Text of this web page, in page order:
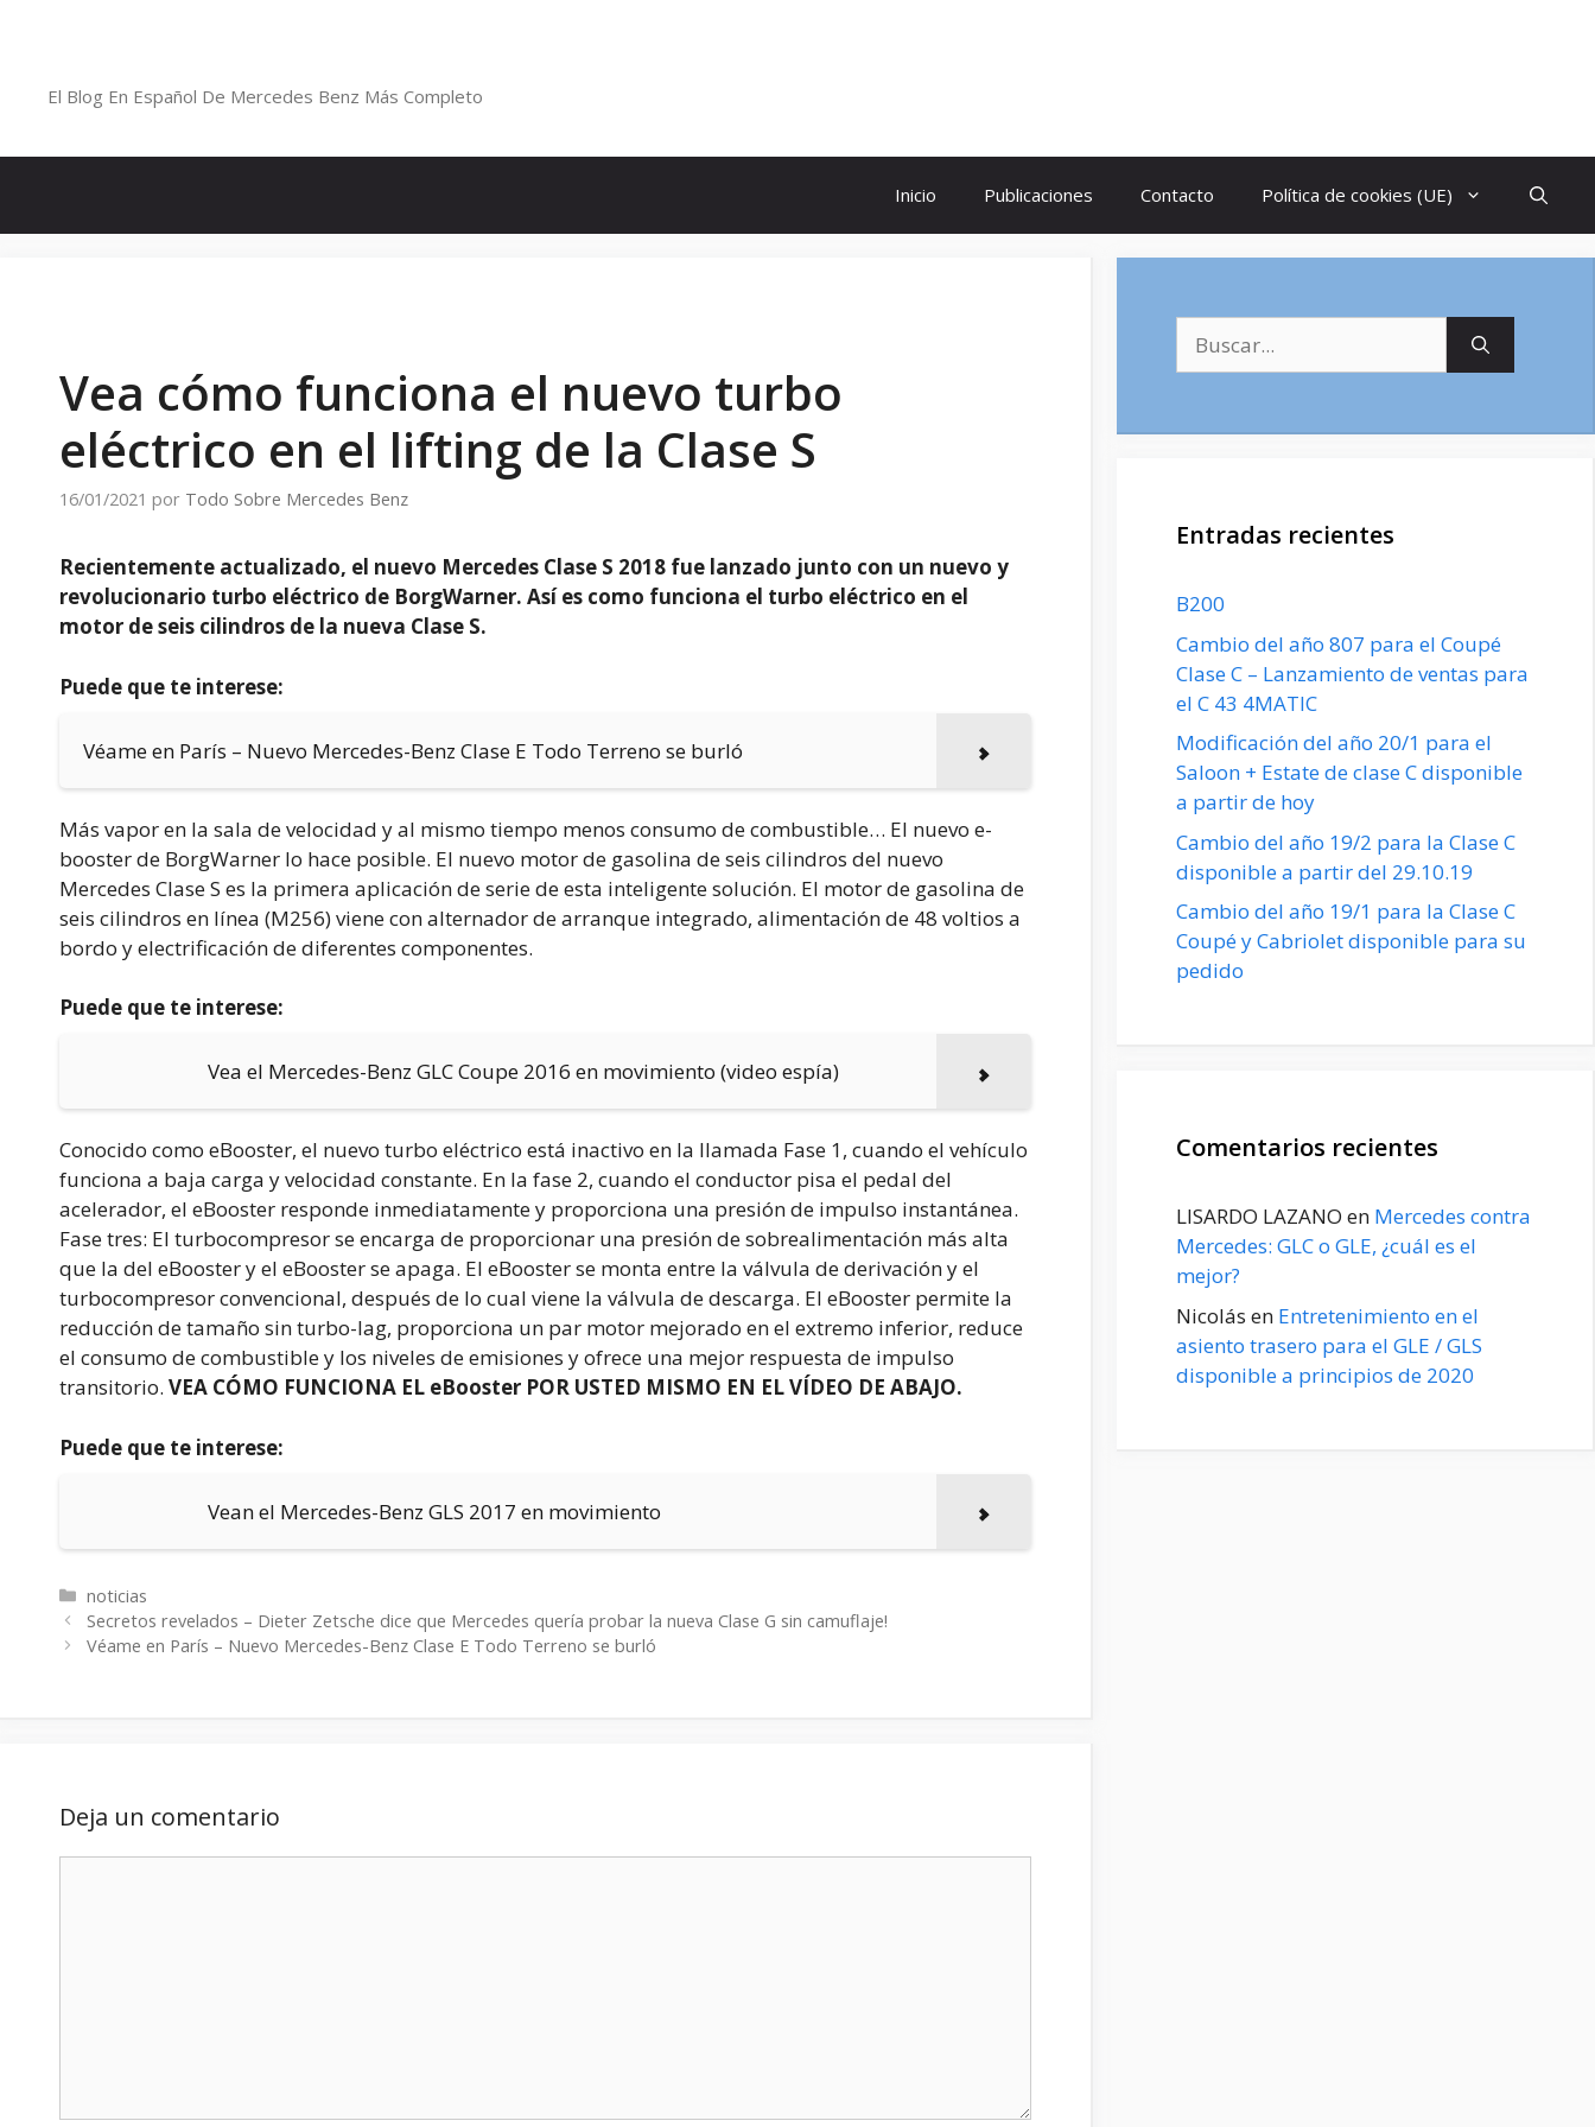
El Blog En Español De Mercedes Benz Más Completo
Inicio Publicaciones Contacto Política de cookies (UE)
Vea cómo funciona el nuevo turbo
eléctrico en el lifting de la Clase S
16/01/2021 por Todo Sobre Mercedes Benz
Recientemente actualizado, el nuevo Mercedes Clase S 2018 fue lanzado junto con un nuevo y
revolucionario turbo eléctrico de BorgWarner. Así es como funciona el turbo eléctrico en el
motor de seis cilindros de la nueva Clase S.
Puede que te interese:
Véame en París – Nuevo Mercedes-Benz Clase E Todo Terreno se burló
Más vapor en la sala de velocidad y al mismo tiempo menos consumo de combustible… El nuevo e-
booster de BorgWarner lo hace posible. El nuevo motor de gasolina de seis cilindros del nuevo
Mercedes Clase S es la primera aplicación de serie de esta inteligente solución. El motor de gasolina de
seis cilindros en línea (M256) viene con alternador de arranque integrado, alimentación de 48 voltios a
bordo y electrificación de diferentes componentes.
Puede que te interese:
Vea el Mercedes-Benz GLC Coupe 2016 en movimiento (video espía)
Conocido como eBooster, el nuevo turbo eléctrico está inactivo en la llamada Fase 1, cuando el vehículo
funciona a baja carga y velocidad constante. En la fase 2, cuando el conductor pisa el pedal del
acelerador, el eBooster responde inmediatamente y proporciona una presión de impulso instantánea.
Fase tres: El turbocompresor se encarga de proporcionar una presión de sobrealimentación más alta
que la del eBooster y el eBooster se apaga. El eBooster se monta entre la válvula de derivación y el
turbocompresor convencional, después de lo cual viene la válvula de descarga. El eBooster permite la
reducción de tamaño sin turbo-lag, proporciona un par motor mejorado en el extremo inferior, reduce
el consumo de combustible y los niveles de emisiones y ofrece una mejor respuesta de impulso
transitorio. VEA CÓMO FUNCIONA EL eBooster POR USTED MISMO EN EL VÍDEO DE ABAJO.
Puede que te interese:
Vean el Mercedes-Benz GLS 2017 en movimiento
Categorías
noticias
Secretos revelados – Dieter Zetsche dice que Mercedes quería probar la nueva Clase G sin camuflaje!
Véame en París – Nuevo Mercedes-Benz Clase E Todo Terreno se burló
Deja un comentario
Entradas recientes
B200
Cambio del año 807 para el Coupé
Clase C – Lanzamiento de ventas para
el C 43 4MATIC
Modificación del año 20/1 para el
Saloon + Estate de clase C disponible
a partir de hoy
Cambio del año 19/2 para la Clase C
disponible a partir del 29.10.19
Cambio del año 19/1 para la Clase C
Coupé y Cabriolet disponible para su
pedido
Comentarios recientes
LISARDO LAZANO en Mercedes contra
Mercedes: GLC o GLE, ¿cuál es el
mejor?
Nicolás en Entretenimiento en el
asiento trasero para el GLE / GLS
disponible a principios de 2020